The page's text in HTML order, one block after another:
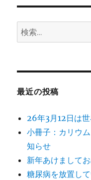
析
で
す」
不
全
恐
怖
検
索:
最近の投稿
26年3月12日は
小冊子：カリウ
知らせ
新年あけまして
糖尿病を放置し